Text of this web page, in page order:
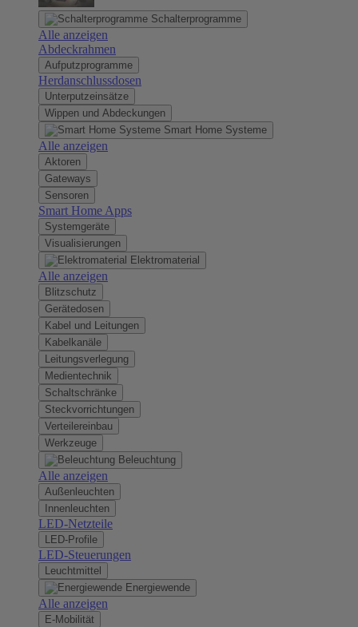
Schalterprogramme
Alle anzeigen
Abdeckrahmen
Aufputzprogramme
Herdanschlussdosen
Unterputzeinsätze
Wippen und Abdeckungen
Smart Home Systeme
Alle anzeigen
Aktoren
Gateways
Sensoren
Smart Home Apps
Systemgeräte
Visualisierungen
Elektromaterial
Alle anzeigen
Blitzschutz
Gerätedosen
Kabel und Leitungen
Kabelkanäle
Leitungsverlegung
Medientechnik
Schaltschränke
Steckvorrichtungen
Verteilereinbau
Werkzeuge
Beleuchtung
Alle anzeigen
Außenleuchten
Innenleuchten
LED-Netzteile
LED-Profile
LED-Steuerungen
Leuchtmittel
Energiewende
Alle anzeigen
E-Mobilität